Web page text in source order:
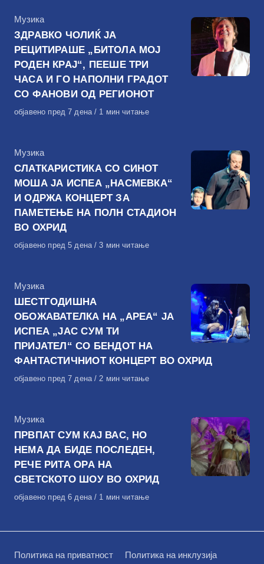
КАтегорија
Музика
ЗДРАВКО ЧОЛИЌ ЈА
РЕЦИТИРАШЕ „БИТОЛА МОЈ
РОДЕН КРАЈ“, ПЕЕШЕ ТРИ
ЧАСА И ГО НАПОЛНИ ГРАДОТ
СО ФАНОВИ ОД РЕГИОНОТ
Објавено
објавено пред 7 дена 1 мин читање
КАтегорија
Музика
СЛАТКАРИСТИКА СО СИНОТ
МОША ЈА ИСПЕА „НАСМЕВКА“
И ОДРЖА КОНЦЕРТ ЗА
ПАМЕТЕЊЕ НА ПОЛН СТАДИОН
ВО ОХРИД
Објавено
објавено пред 5 дена 3 мин читање
КАтегорија
Музика
ШЕСТГОДИШНА
ОБОЖАВАТЕЛКА НА „АРЕА“ ЈА
ИСПЕА „ЈАС СУМ ТИ
ПРИЈАТЕЛ“ СО БЕНДОТ НА
ФАНТАСТИЧНИОТ КОНЦЕРТ ВО ОХРИД
Објавено
објавено пред 7 дена 2 мин читање
КАтегорија
Музика
ПРВПАТ СУМ КАЈ ВАС, НО
НЕМА ДА БИДЕ ПОСЛЕДЕН,
РЕЧЕ РИТА ОРА НА
СВЕТСКОТО ШОУ ВО ОХРИД
Објавено
објавено пред 6 дена 1 мин читање
Политика на приватност Политика на инклузија